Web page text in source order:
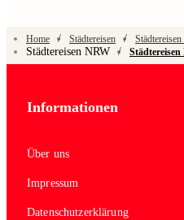
Home / Städtereisen /
Städtereisen NRW
/
Informationen
Über uns
Impressum
Datenschutzerklärung